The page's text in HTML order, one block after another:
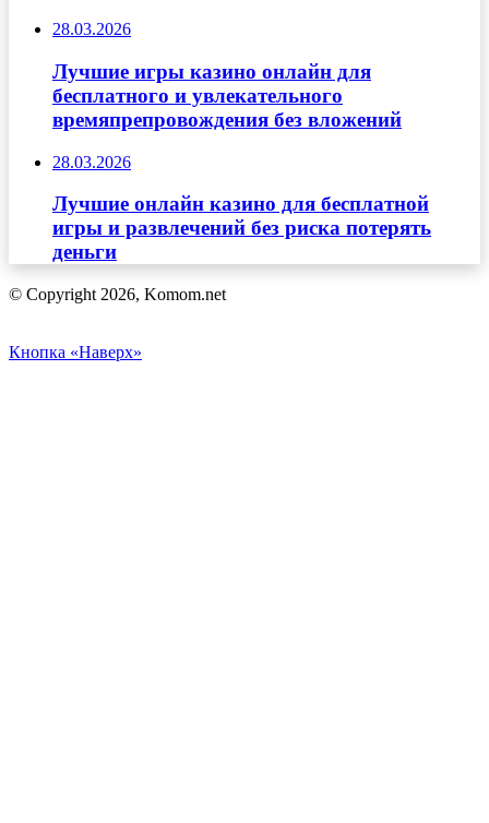
28.03.2026
Лучшие игры казино онлайн для
бесплатного и увлекательного
времяпрепровождения без вложений
28.03.2026
Лучшие онлайн казино для бесплатной
игры и развлечений без риска потерять
деньги
© Copyright 2026, Komom.net
Кнопка «Наверх»